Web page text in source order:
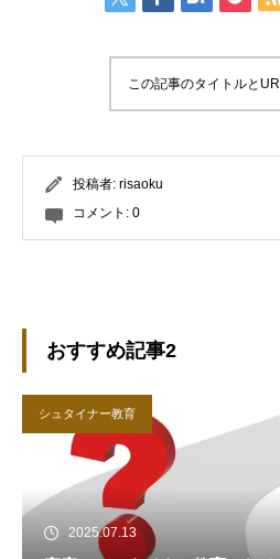
この記事のタイトルと
投稿者: risaoku
コメント: 0
おすすめ記事2
シュタイナー教育
2025.07.13